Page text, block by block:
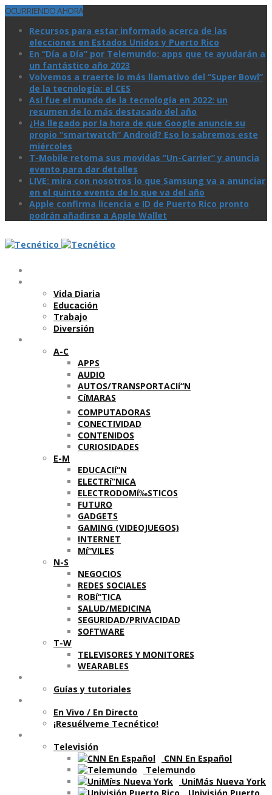
OCURRIENDO AHORA
Recursos para estar informado acerca de las
elecciones en Estados Unidos y Puerto Rico
En “Día a Día” por Telemundo: apps que te ayudarán a
un fantástico año 2023
Volvemos a traerte lo más llamativo del “Super Bowl”
de la tecnologí­a: el CES
Así­ fue el mundo de la tecnologí­a en 2022: un
resumen de lo más destacado del año
¿Ha llegado por la hora de que Google anuncie su
propio “smartwatch” Android? Eso lo sabremos este
miércoles
T-Mobile retoma sus movidas “Un-Carrier” y anuncia
evento para dar detalles
LIVE: mira con nosotros lo que Samsung va a anunciar
en el quinto evento de lo que va del año
Apple confirma licencia e ID de Puerto Rico pronto
podrán añadirse a Apple Wallet
Vida Diaria
Educación
Trabajo
Diversión
A-C
APPS
AUDIO
AUTOS/TRANSPORTACIí“N
CíMARAS
COMPUTADORAS
CONECTIVIDAD
CONTENIDOS
CURIOSIDADES
E-M
EDUCACIí“N
ELECTRí“NICA
ELECTRODOMí‰STICOS
FUTURO
GADGETS
GAMING (VIDEOJUEGOS)
INTERNET
Mí“VILES
N-S
NEGOCIOS
REDES SOCIALES
ROBí“TICA
SALUD/MEDICINA
SEGURIDAD/PRIVACIDAD
SOFTWARE
T-W
TELEVISORES Y MONITORES
WEARABLES
Guí­as y tutoriales
En Vivo / En Directo
¡Resuélveme Tecnético!
Televisión
CNN En Español
Telemundo
UniMás Nueva York